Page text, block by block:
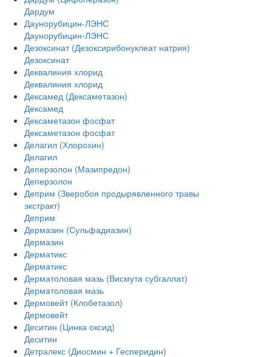
Дардум
Даунорубицин-ЛЭНС
Даунорубицин-ЛЭНС
Дезоксинат (Дезоксирибонуклеат натрия)
Дезоксинат
Деквалиния хлорид
Деквалиния хлорид
Дексамед (Дексаметазон)
Дексамед
Дексаметазон фосфат
Дексаметазон фосфат
Делагил (Хлорохин)
Делагил
Деперзолон (Мазипредон)
Деперзолон
Деприм (Зверобоя продырявленного травы
экстракт)
Деприм
Дермазин (Сульфадиазин)
Дермазин
Дерматикс
Дерматикс
Дерматоловая мазь (Висмута субгаллат)
Дерматоловая мазь
Дермовейт (Клобетазол)
Дермовейт
Деситин (Цинка оксид)
Деситин
Детралекс (Диосмин + Гесперидин)